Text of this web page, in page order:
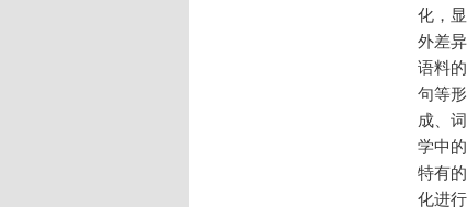
化，
外差
语料
句等
成、
学中
特有
化进行